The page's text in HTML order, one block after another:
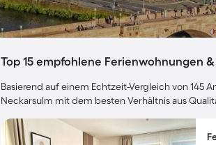
Top 15 empfohlene Ferienwohnungen
Basierend auf einem Echtzeit-Vergleich von
Neckarsulm mit dem besten Verhältnis aus